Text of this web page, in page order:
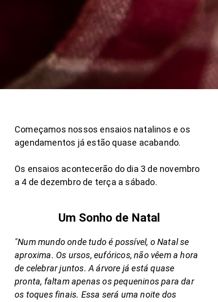
Começamos nossos ensaios natalinos e os
agendamentos já estão quase acabando.
Os ensaios acontecerão do dia 3 de novembro
a 4 de dezembro de terça a sábado.
Um Sonho de Natal
"Num mundo onde tudo é possível, o Natal se
aproxima. Os ursos, eufóricos, não vêem a hora
de celebrar juntos. A árvore já está quase
pronta, faltam apenas os pequeninos para dar
os toques finais. Essa será uma noite dos